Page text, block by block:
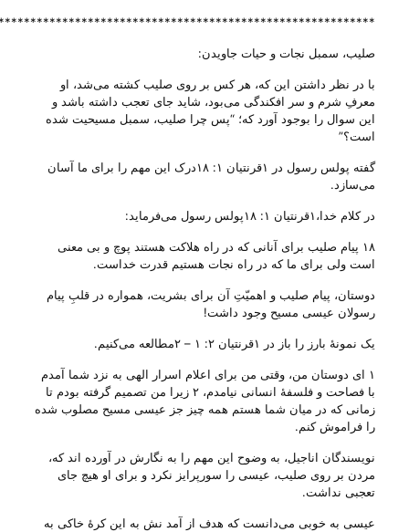
صلیب، سمبل نجات و حیات جاویدن:
با در نظر داشتن این که، هر کس بر روی صلیب کشته می‌‌شد، او
معرفِ شرم و سر افکندگی می‌‌بود، شاید جای تعجب داشته باشد و
این سوال را بوجود آورد که؛ “پس چرا صلیب، سمبل مسیحیت شده
است؟”
گفته پولس رسول در ۱قرنتیان ۱: ۱۸درک این مهم را برای ما آسان
می‌‌سازد.
در کلام خدا،۱قرنتیان ۱: ۱۸پولس رسول می‌‌فرماید:
۱۸ پیام صلیب برای آنانی که در راه هلاکت هستند پوچ و بی معنی
است ولی برای ما که در راه نجات هستیم قدرت خداست.
دوستان، پیام صلیب و اهمیّتِ آن برای بشریت، همواره در قلبِ پیام
رسولان عیسی مسیح وجود داشت!
یک نمونهٔ بارز را باز در ۱قرنتیان ۲: ۱ – ۲مطالعه می‌‌کنیم.
۱ ای دوستان من، وقتی من برای اعلام اسرار الهی به نزد شما آمدم
با فصاحت و فلسفۀ انسانی نیامدم، ۲ زیرا من تصمیم گرفته بودم تا
زمانی که در میان شما هستم همه چیز جز عیسی مسیح مصلوب شده
را فراموش کنم‌.
نویسندگان اناجیل، به‌ وضوح این مهم را به نگارش در آورده اند که،
مردن بر روی صلیب، عیسی را سورپرایز نکرد و برای او هیچ جای
تعجبی نداشت.
عیسی به خوبی می‌‌دانست که هدف از آمد نش به این کرهٔ خاکی به